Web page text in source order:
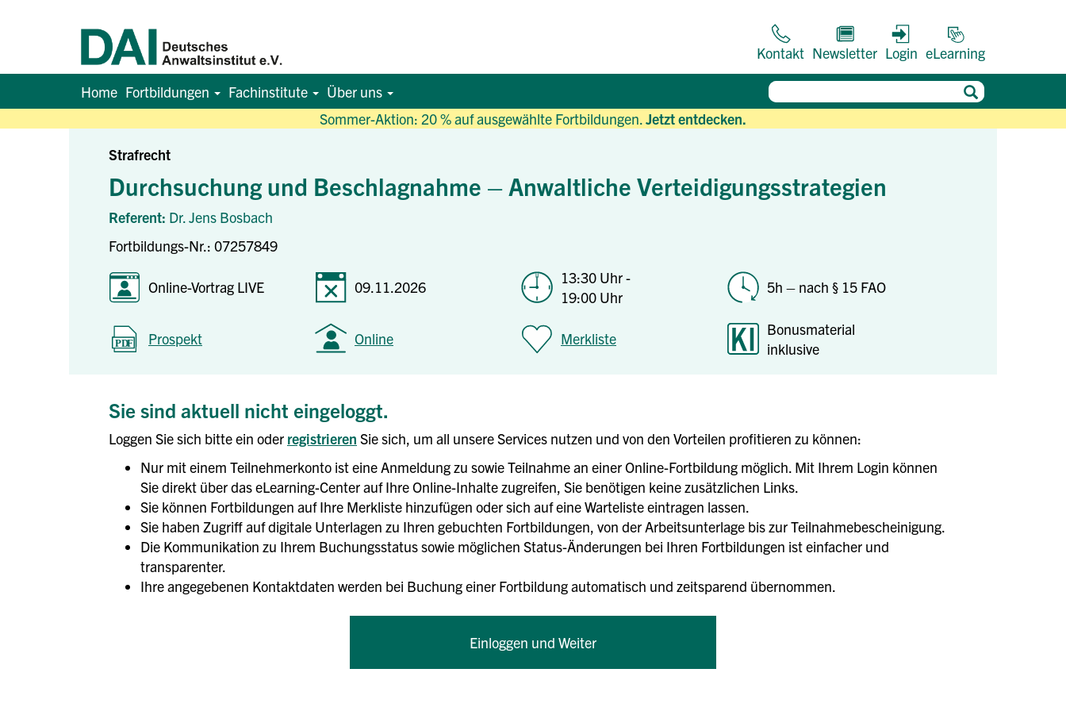
Sommer-Aktion: 20 % auf ausgewählte Fortbildungen.Jetzt entdecken.
Kontakt Newsletter Login eLearning
Home Fortbildungen Fachinstitute Über uns
Strafrecht
Durchsuchung und Beschlagnahme – Anwaltliche Verteidigungsstrategien
Referent: Dr. Jens Bosbach
Fortbildungs-Nr.: 07257849
Online-Vortrag LIVE 09.11.2026
13:30 Uhr -
19:00 Uhr
5h – nach § 15 FAO
Prospekt Online Merkliste
Bonusmaterial
inklusive
Sie sind aktuell nicht eingeloggt.
Loggen Sie sich bitte ein oder registrieren Sie sich, um all unsere Services nutzen und von den Vorteilen profitieren zu können:
Nur mit einem Teilnehmerkonto ist eine Anmeldung zu sowie Teilnahme an einer Online-Fortbildung möglich. Mit Ihrem Login können
Sie direkt über das eLearning-Center auf Ihre Online-Inhalte zugreifen, Sie benötigen keine zusätzlichen Links.
Sie können Fortbildungen auf Ihre Merkliste hinzufügen oder sich auf eine Warteliste eintragen lassen.
Sie haben Zugriff auf digitale Unterlagen zu Ihren gebuchten Fortbildungen, von der Arbeitsunterlage bis zur Teilnahmebescheinigung.
Die Kommunikation zu Ihrem Buchungsstatus sowie möglichen Status-Änderungen bei Ihren Fortbildungen ist einfacher und
transparenter.
Ihre angegebenen Kontaktdaten werden bei Buchung einer Fortbildung automatisch und zeitsparend übernommen.
Einloggen und Weiter